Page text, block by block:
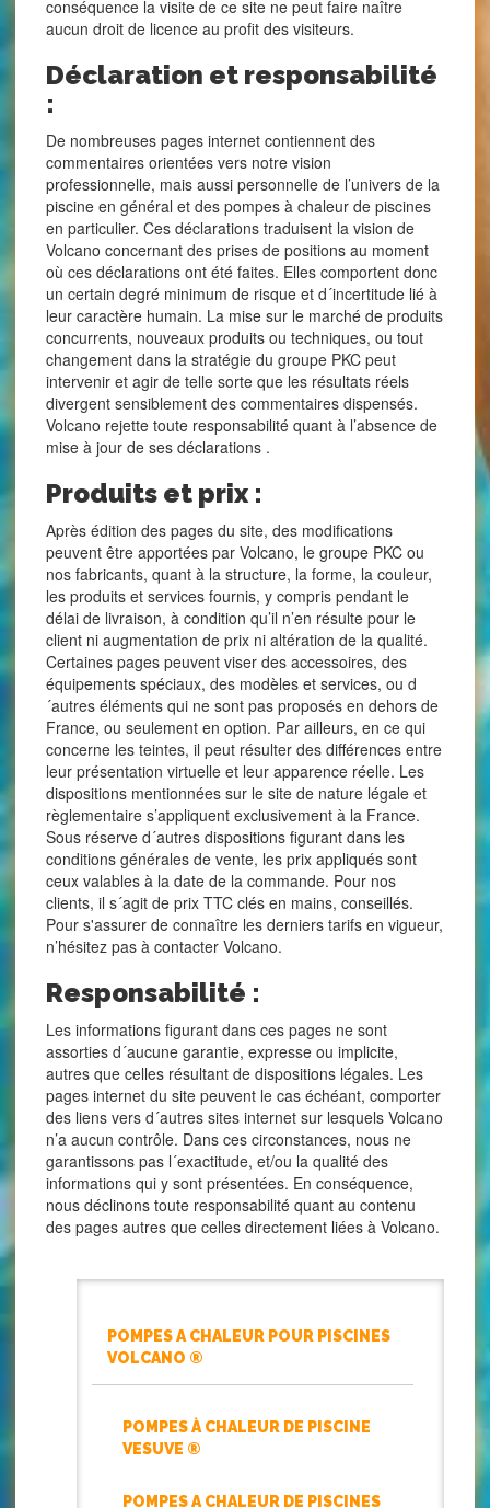
conséquence la visite de ce site ne peut faire naître
aucun droit de licence au profit des visiteurs.
Déclaration et responsabilité
:
De nombreuses pages internet contiennent des
commentaires orientées vers notre vision
professionnelle, mais aussi personnelle de l’univers de la
piscine en général et des pompes à chaleur de piscines
en particulier. Ces déclarations traduisent la vision de
Volcano concernant des prises de positions au moment
où ces déclarations ont été faites. Elles comportent donc
un certain degré minimum de risque et d´incertitude lié à
leur caractère humain. La mise sur le marché de produits
concurrents, nouveaux produits ou techniques, ou tout
changement dans la stratégie du groupe PKC peut
intervenir et agir de telle sorte que les résultats réels
divergent sensiblement des commentaires dispensés.
Volcano rejette toute responsabilité quant à l’absence de
mise à jour de ses déclarations .
Produits et prix :
Après édition des pages du site, des modifications
peuvent être apportées par Volcano, le groupe PKC ou
nos fabricants, quant à la structure, la forme, la couleur,
les produits et services fournis, y compris pendant le
délai de livraison, à condition qu’il n’en résulte pour le
client ni augmentation de prix ni altération de la qualité.
Certaines pages peuvent viser des accessoires, des
équipements spéciaux, des modèles et services, ou d
´autres éléments qui ne sont pas proposés en dehors de
France, ou seulement en option. Par ailleurs, en ce qui
concerne les teintes, il peut résulter des différences entre
leur présentation virtuelle et leur apparence réelle. Les
dispositions mentionnées sur le site de nature légale et
règlementaire s’appliquent exclusivement à la France.
Sous réserve d´autres dispositions figurant dans les
conditions générales de vente, les prix appliqués sont
ceux valables à la date de la commande. Pour nos
clients, il s´agit de prix TTC clés en mains, conseillés.
Pour s'assurer de connaître les derniers tarifs en vigueur,
n’hésitez pas à contacter Volcano.
Responsabilité :
Les informations figurant dans ces pages ne sont
assorties d´aucune garantie, expresse ou implicite,
autres que celles résultant de dispositions légales. Les
pages internet du site peuvent le cas échéant, comporter
des liens vers d´autres sites internet sur lesquels Volcano
n’a aucun contrôle. Dans ces circonstances, nous ne
garantissons pas l´exactitude, et/ou la qualité des
informations qui y sont présentées. En conséquence,
nous déclinons toute responsabilité quant au contenu
des pages autres que celles directement liées à Volcano.
POMPES A CHALEUR POUR PISCINES
VOLCANO ®
POMPES À CHALEUR DE PISCINE
VESUVE ®
POMPES A CHALEUR DE PISCINES